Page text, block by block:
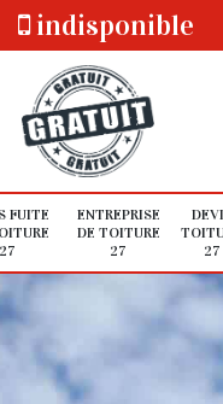
indisponible
FUITE
27
ENTREPRISE
DE TOITURE
27
27